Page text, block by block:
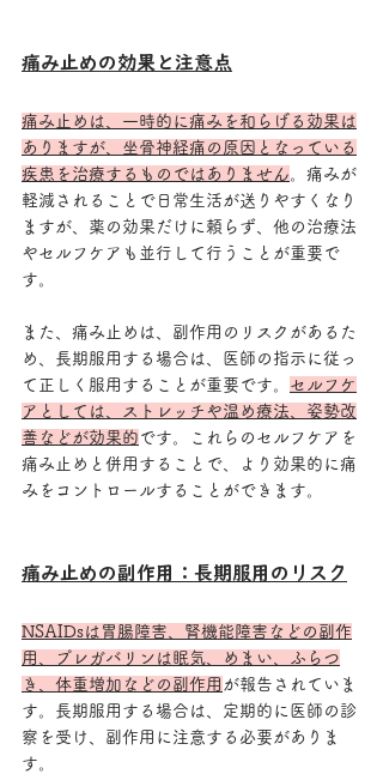
痛み止めの効果と注意点
痛み止めは、一時的に痛みを和らげる効果は
ありますが、坐骨神経痛の原因となっている
疾患を治療するものではありません。痛みが
軽減されることで日常生活が送りやすくなり
ますが、薬の効果だけに頼らず、他の治療法
やセルフケアも並行して行うことが重要で
す。
また、痛み止めは、副作用のリスクがあるた
め、長期服用する場合は、医師の指示に従っ
て正しく服用することが重要です。 セルフケ
アとしては、ストレッチや温め療法、姿勢改
善などが効果的 です。これらのセルフケアを
痛み止めと併用することで、より効果的に痛
みをコントロールすることができます。
痛み止めの副作用：長期服用のリスク
NSAIDsは胃腸障害、腎機能障害などの副作
用、プレガバリンは眠気、めまい、ふらつ
き、体重増加などの副作用 が報告されていま
す。長期服用する場合は、定期的に医師の診
察を受け、副作用に注意する必要がありま
す。